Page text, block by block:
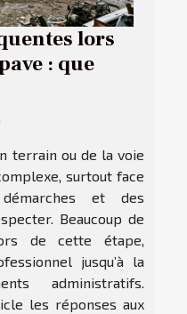
lors
: que
terrain ou de la voie
surtout face
et des
Beaucoup de
de cette étape,
jusqu’à la
administratifs.
les réponses aux